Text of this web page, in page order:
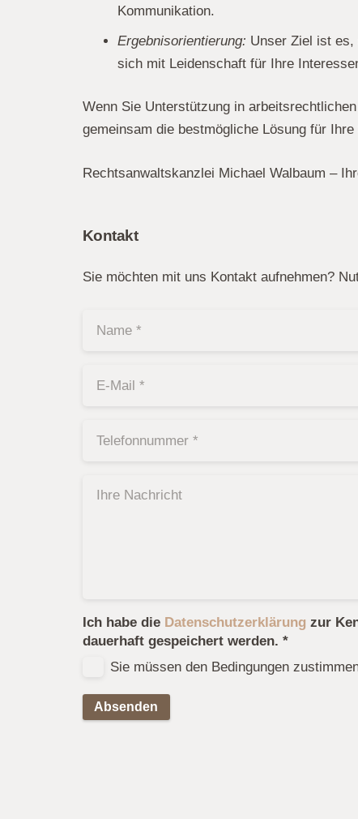
Kommunikation.
Ergebnisorientierung: Unser Ziel ist es,
sich mit Leidenschaft für Ihre
Wenn Sie Unterstützung in
gemeinsam die bestmögliche Lösung für
Rechtsanwaltskanzlei Michael Walbaum –
Kontakt
Sie möchten mit uns Kontakt aufnehmen?
Ich habe die Datenschutzerklärung zur
dauerhaft gespeichert werden. *
Sie müssen den Bedingungen
Absenden